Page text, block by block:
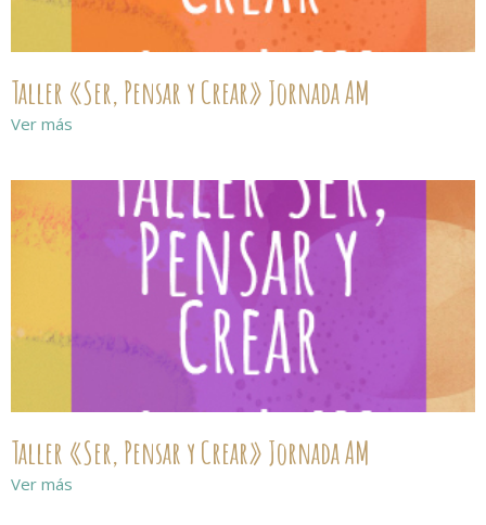
Taller «Ser, Pensar y Crear» Jornada AM
Ver más
Taller «Ser, Pensar y Crear» Jornada AM
Ver más